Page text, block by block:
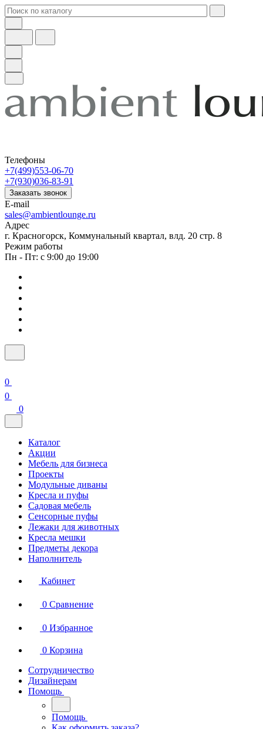
Телефоны
+7(499)553-06-70
+7(930)036-83-91
Заказать звонок
E-mail
sales@ambientlounge.ru
Адрес
г. Красногорск, Коммунальный квартал, влд. 20 стр. 8
Режим работы
Пн - Пт: с 9:00 до 19:00
0
0
0
Каталог
Акции
Мебель для бизнеса
Проекты
Модульные диваны
Кресла и пуфы
Садовая мебель
Сенсорные пуфы
Лежаки для животных
Кресла мешки
Предметы декора
Наполнитель
Кабинет
0 Сравнение
0 Избранное
0 Корзина
Сотрудничество
Дизайнерам
Помощь
Помощь